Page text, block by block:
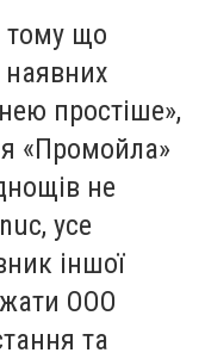
тому що
наявних
простіше»,
«Промойла»
не
усе
іншої
ООО
та